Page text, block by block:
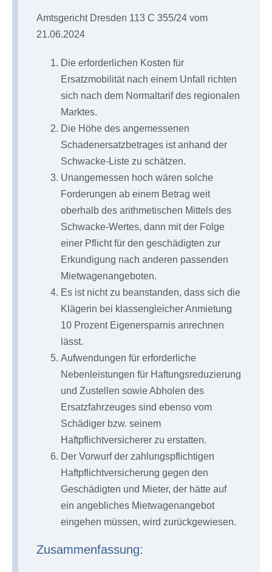
Amtsgericht Dresden 113 C 355/24 vom
21.06.2024
Die erforderlichen Kosten für
Ersatzmobilität nach einem Unfall richten
sich nach dem Normaltarif des regionalen
Marktes.
Die Höhe des angemessenen
Schadenersatzbetrages ist anhand der
Schwacke-Liste zu schätzen.
Unangemessen hoch wären solche
Forderungen ab einem Betrag weit
oberhalb des arithmetischen Mittels des
Schwacke-Wertes, dann mit der Folge
einer Pflicht für den geschädigten zur
Erkundigung nach anderen passenden
Mietwagenangeboten.
Es ist nicht zu beanstanden, dass sich die
Klägerin bei klassengleicher Anmietung
10 Prozent Eigenersparnis anrechnen
lässt.
Aufwendungen für erforderliche
Nebenleistungen für Haftungsreduzierung
und Zustellen sowie Abholen des
Ersatzfahrzeuges sind ebenso vom
Schädiger bzw. seinem
Haftpflichtversicherer zu erstatten.
Der Vorwurf der zahlungspflichtigen
Haftpflichtversicherung gegen den
Geschädigten und Mieter, der hätte auf
ein angebliches Mietwagenangebot
eingehen müssen, wird zurückgewiesen.
Zusammenfassung: